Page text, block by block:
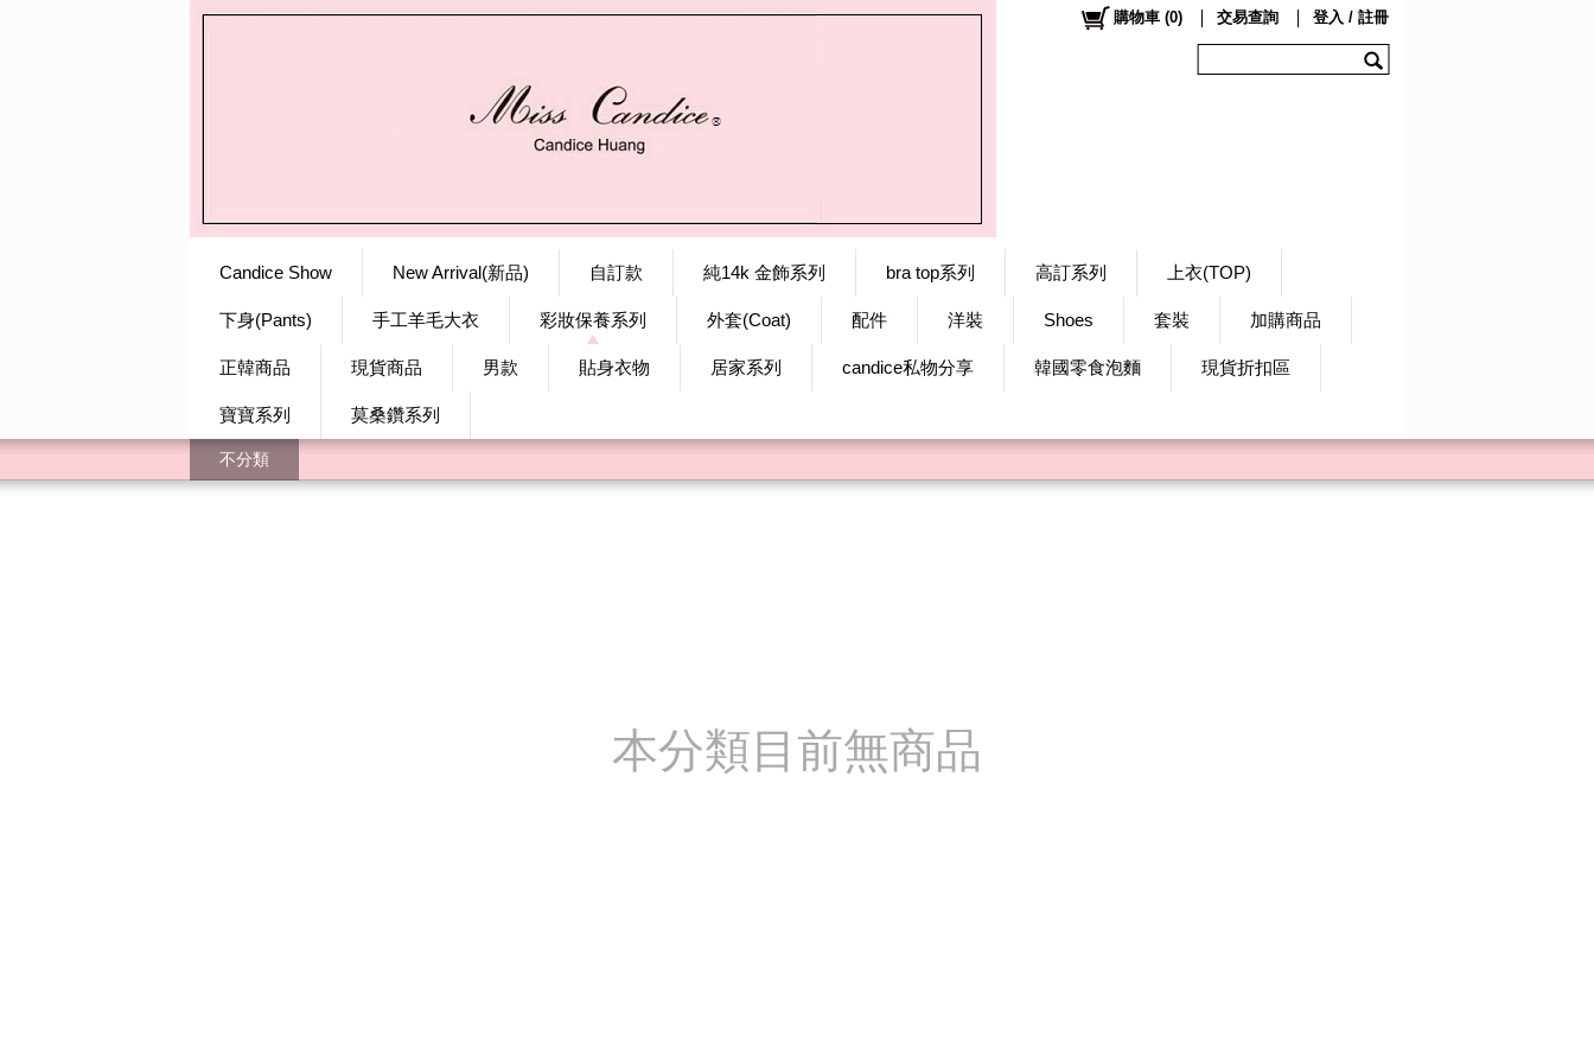
Candice Show New Arrival(新品) 自訂款 純14k 金飾系列 bra top系列 高訂系列 上衣(TOP)
下身(Pants) 手工羊毛大衣 彩妝保養系列 外套(Coat) 配件 洋裝 Shoes 套裝 加購商品
正韓商品 現貨商品 男款 貼身衣物 居家系列 candice私物分享 韓國零食泡麵 現貨折扣區
寶寶系列 莫桑鑽系列
購物車 (0) 交易查詢 登入 / 註冊
不分類
本分類目前無商品